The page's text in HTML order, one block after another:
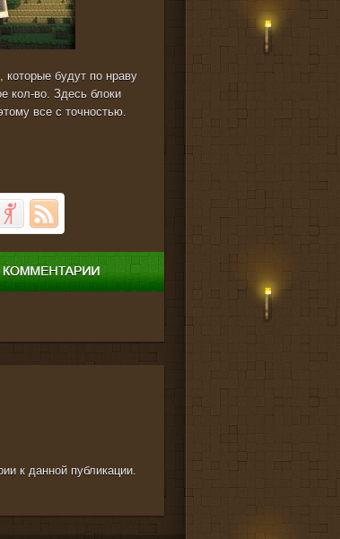
будут по нраву
кол-во. Здесь блоки
все с точностью.
к данной публикации.